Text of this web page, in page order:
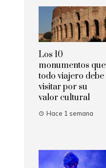
Los 10
monumentos que
todo viajero debe
visitar por su
valor cultural
Hace 1 semana